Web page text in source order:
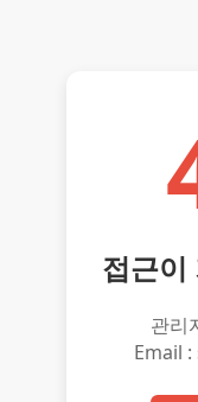
접근이
관리
Email